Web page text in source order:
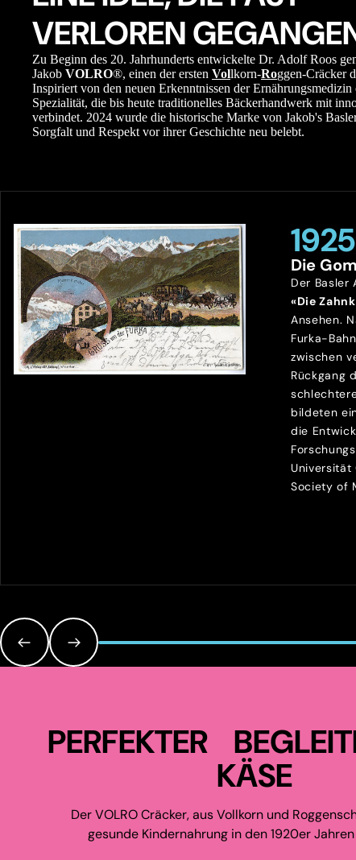
VERLOREN
Zu Beginn des 20. Jahrhunderts entwickelte Dr. Adolf Roos
Jakob VOLRO®, einen der ersten Vollkorn-Roggen-Cräcker
Inspiriert von den neuen Erkenntnissen der Ernährungsmedizin
Spezialität, die bis heute traditionelles Bäckerhandwerk mit
verbindet. 2024 wurde die historische Marke von Jakob's
Sorgfalt und Respekt vor ihrer Geschichte neu belebt.
1925
Die
Der Basler
«Die
Ansehen.
Furka-
zwischen
Rückgang
bildeten
die
Universität
Society of
PERFEKTER
KÄSE
Der VOLRO Cräcker, aus Vollkorn und
gesunde Kindernahrung in den 1920er